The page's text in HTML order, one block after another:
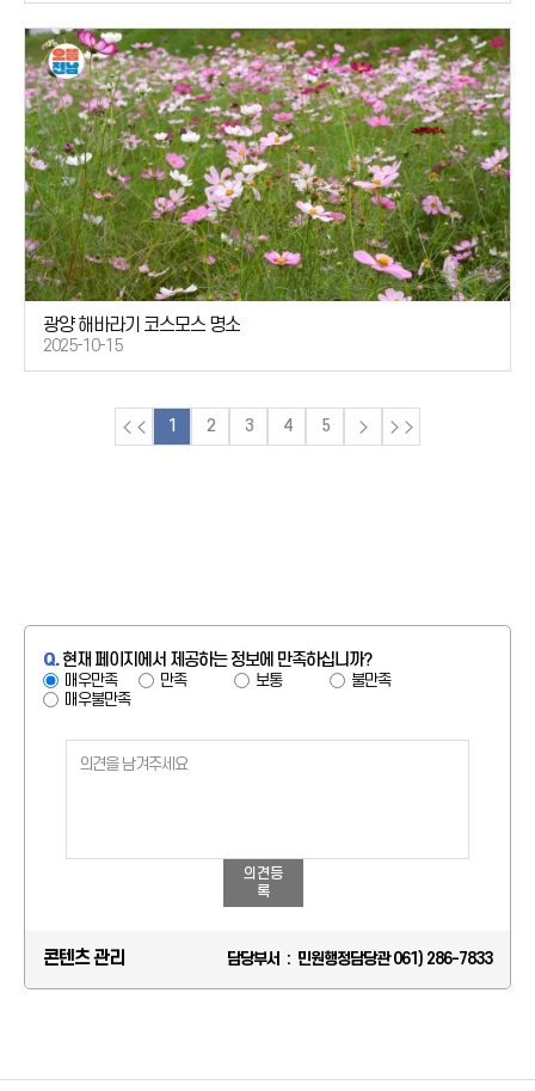
광양 해바라기 코스모스 명소
2025-10-15
1 2 3 4 5
Q.현재 페이지에서 제공하는 정보에 만족하십니까?
매우만족 만족 보통
불만족
매우불만족
의견등
록
콘텐츠 관리 담당부서 : 민원행정담당관 061) 286-7833